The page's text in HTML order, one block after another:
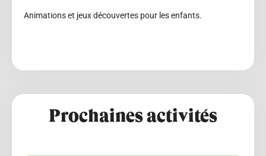
Animations et jeux découvertes pour les enfants.
Prochaines activités